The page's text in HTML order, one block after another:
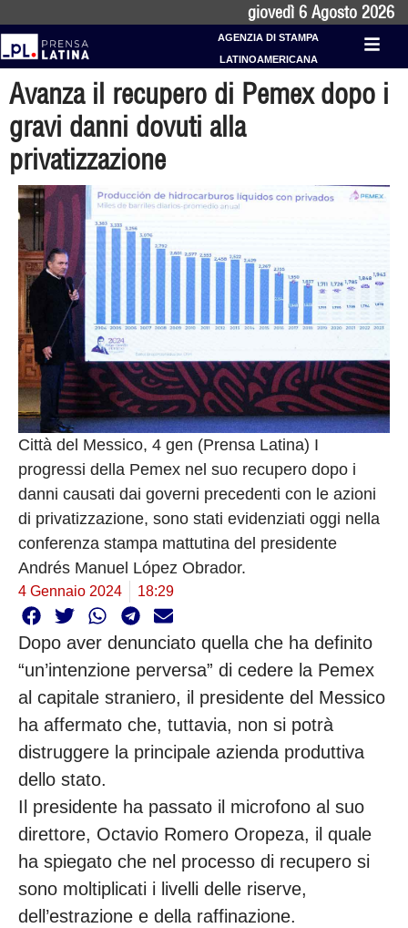
giovedì 6 Agosto 2026
AGENZIA DI STAMPA
LATINOAMERICANA
Avanza il recupero di Pemex dopo i
gravi danni dovuti alla
privatizzazione
Città del Messico, 4 gen (Prensa Latina) I
progressi della Pemex nel suo recupero dopo i
danni causati dai governi precedenti con le azioni
di privatizzazione, sono stati evidenziati oggi nella
conferenza stampa mattutina del presidente
Andrés Manuel López Obrador.
4 Gennaio 2024 18:29
Dopo aver denunciato quella che ha definito
“un’intenzione perversa” di cedere la Pemex
al capitale straniero, il presidente del Messico
ha affermato che, tuttavia, non si potrà
distruggere la principale azienda produttiva
dello stato.
Il presidente ha passato il microfono al suo
direttore, Octavio Romero Oropeza, il quale
ha spiegato che nel processo di recupero si
sono moltiplicati i livelli delle riserve,
dell’estrazione e della raffinazione.